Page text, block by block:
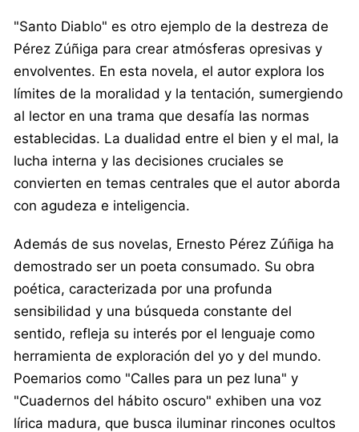
"Santo Diablo" es otro ejemplo de la destreza de
Pérez Zúñiga para crear atmósferas opresivas y
envolventes. En esta novela, el autor explora los
límites de la moralidad y la tentación, sumergiendo
al lector en una trama que desafía las normas
establecidas. La dualidad entre el bien y el mal, la
lucha interna y las decisiones cruciales se
convierten en temas centrales que el autor aborda
con agudeza e inteligencia.
Además de sus novelas, Ernesto Pérez Zúñiga ha
demostrado ser un poeta consumado. Su obra
poética, caracterizada por una profunda
sensibilidad y una búsqueda constante del
sentido, refleja su interés por el lenguaje como
herramienta de exploración del yo y del mundo.
Poemarios como "Calles para un pez luna" y
"Cuadernos del hábito oscuro" exhiben una voz
lírica madura, que busca iluminar rincones ocultos